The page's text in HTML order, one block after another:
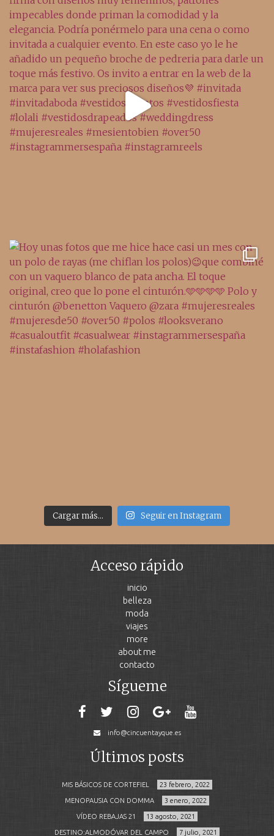
Cargar más... Seguir en Instagram
Acceso rápido
inicio
belleza
moda
viajes
more
about me
contacto
Sígueme
info@cincuentayque.es
Últimos posts
MIS BÁSICOS DE CORTEFIEL 23 febrero, 2022
MENOPAUSIA CON DOMMA 3 enero, 2022
VÍDEO REBAJAS 21 13 agosto, 2021
DESTINO:ALMODÓVAR DEL CAMPO 7 julio, 2021